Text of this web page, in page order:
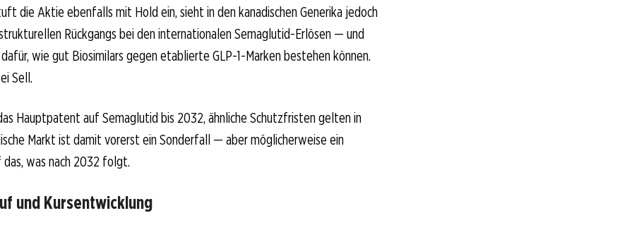
die Aktie ebenfalls mit Hold ein, sieht in den kanadischen Generika jedoch
Rückgangs bei den internationalen Semaglutid-Erlösen — und
wie gut Biosimilars gegen etablierte GLP-1-Marken bestehen können.
Sell.
Hauptpatent auf Semaglutid bis 2032, ähnliche Schutzfristen gelten in
Markt ist damit vorerst ein Sonderfall — aber möglicherweise ein
das, was nach 2032 folgt.
und Kursentwicklung